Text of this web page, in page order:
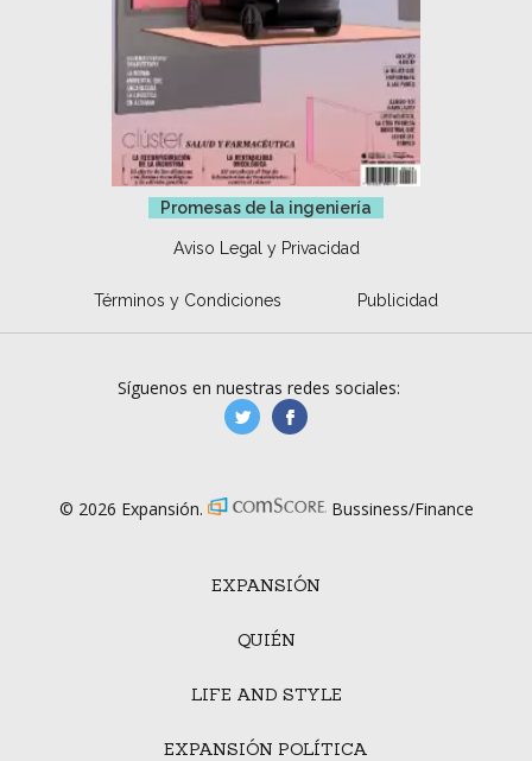
Promesas de la ingeniería
Aviso Legal y Privacidad
Términos y Condiciones Publicidad
EXPANSIÓN
QUIÉN
LIFE AND STYLE
EXPANSIÓN POLÍTICA
Síguenos en nuestras redes sociales:
manufacturaGE
© 2026 Expansión. Bussiness/Finance